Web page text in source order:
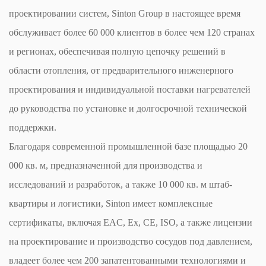
проектировании систем, Sinton Group в настоящее время
обслуживает более 60 000 клиентов в более чем 120 странах
и регионах, обеспечивая полную цепочку решений в
области отопления, от предварительного инженерного
проектирования и индивидуальной поставки нагревателей
до руководства по установке и долгосрочной технической
поддержки.
Благодаря современной промышленной базе площадью 20
000 кв. м, предназначенной для производства и
исследований и разработок, а также 10 000 кв. м штаб-
квартиры и логистики, Sinton имеет комплексные
сертификаты, включая EAC, Ex, CE, ISO, а также лицензии
на проектирование и производство сосудов под давлением,
владеет более чем 200 запатентованными технологиями и